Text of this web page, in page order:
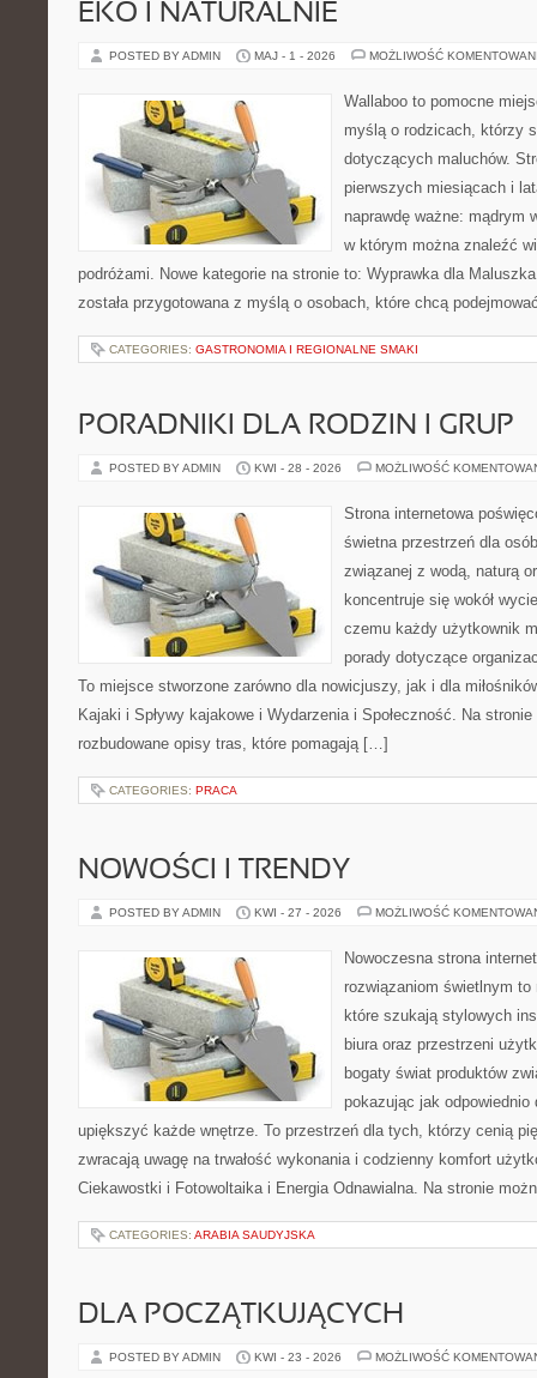
EKO I NATURALNIE
POSTED BY ADMIN MAJ - 1 - 2026 MOŻLIWOŚĆ
Wallaboo to pomocne
myślą o rodzicach, którzy
dotyczących maluchów.
pierwszych miesiącach i
naprawdę ważne: mądrym
w którym można znaleźć
podróżami. Nowe kategorie na stronie to: Wyprawka dla
została przygotowana z myślą o osobach, które chcą
CATEGORIES: GASTRONOMIA I REGIONALNE SMAKI
PORADNIKI DLA RODZIN I GRUP
POSTED BY ADMIN KWI - 28 - 2026 MOŻLIWOŚĆ
Strona internetowa
świetna przestrzeń dla
związanej z wodą, naturą
koncentruje się wokół
czemu każdy użytkownik
porady dotyczące
To miejsce stworzone zarówno dla nowicjuszy, jak i dla
Kajaki i Spływy kajakowe i Wydarzenia i Społeczność. Na
rozbudowane opisy tras, które pomagają […]
CATEGORIES: PRACA
NOWOŚCI I TRENDY
POSTED BY ADMIN KWI - 27 - 2026 MOŻLIWOŚĆ
Nowoczesna strona
rozwiązaniom świetlnym
które szukają stylowych
biura oraz przestrzeni
bogaty świat produktów
pokazując jak odpowiednio
upiększyć każde wnętrze. To przestrzeń dla tych, którzy cenią
zwracają uwagę na trwałość wykonania i codzienny komfort
Ciekawostki i Fotowoltaika i Energia Odnawialna. Na stronie
CATEGORIES: ARABIA SAUDYJSKA
DLA POCZĄTKUJĄCYCH
POSTED BY ADMIN KWI - 23 - 2026 MOŻLIWOŚĆ